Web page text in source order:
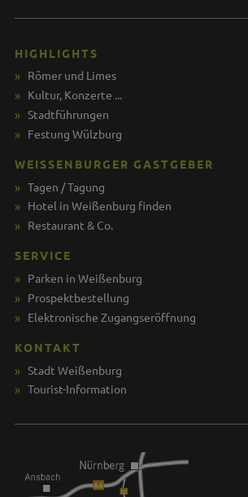
HIGHLIGHTS
Römer und Limes
Kultur, Konzerte ...
Stadtführungen
Festung Wülzburg
WEISSENBURGER GASTGEBER
Tagen / Tagung
Hotel in Weißenburg finden
Restaurant & Co.
SERVICE
Parken in Weißenburg
Prospektbestellung
Elektronische Zugangseröffnung
KONTAKT
Stadt Weißenburg
Tourist-Information